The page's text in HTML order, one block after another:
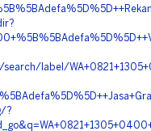
label/
?